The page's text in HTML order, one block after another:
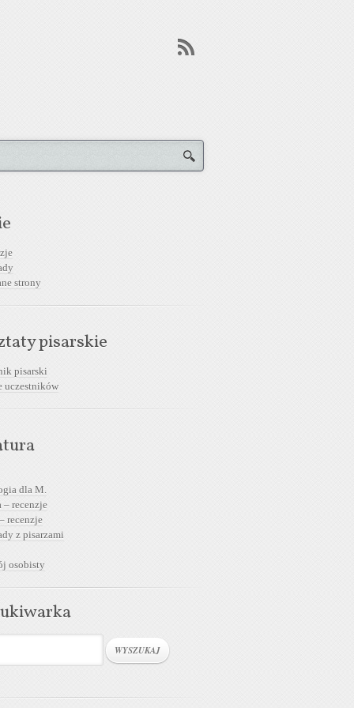
strony
pisarskie
pisarski
uczestników
dla M.
– recenzje
recenzje
z pisarzami
osobisty